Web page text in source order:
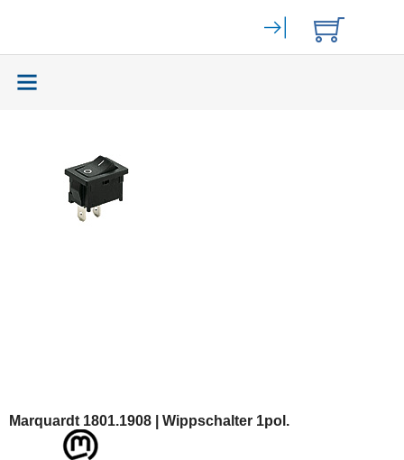
Bahngeräte
Displays (141)
Marquardt 1801.1908 | Wippschalter 1pol.